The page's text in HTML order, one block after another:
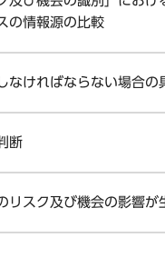
の情報源の比較
なければならない場合の
断
リスク及び機会の影響